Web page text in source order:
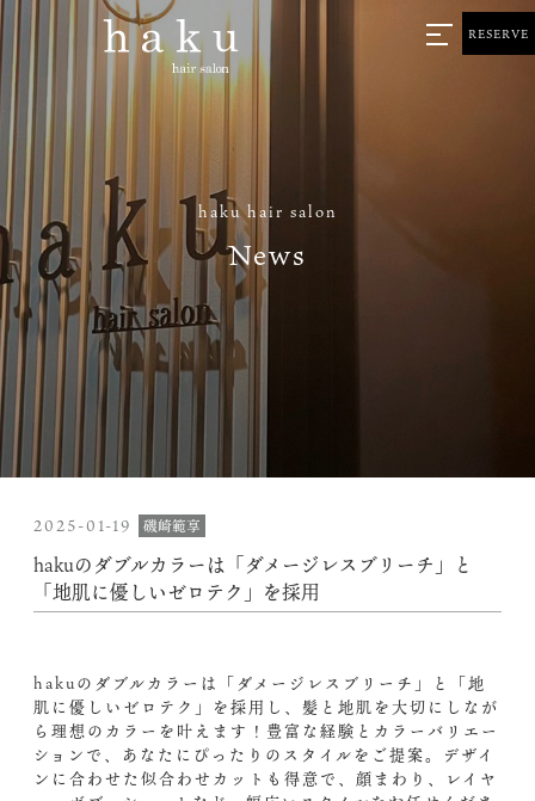
haku hair salon
News
RESERVE
2025-01-19 磯崎範享
hakuのダブルカラーは「ダメージレスブリーチ」と
「地肌に優しいゼロテク」を採用
hakuのダブルカラーは「ダメージレスブリーチ」と「地
肌に優しいゼロテク」を採用し、髪と地肌を大切にしなが
ら理想のカラーを叶えます！豊富な経験とカラーバリエー
ションで、あなたにぴったりのスタイルをご提案。デザイ
ンに合わせた似合わせカットも得意で、顔まわり、レイヤ